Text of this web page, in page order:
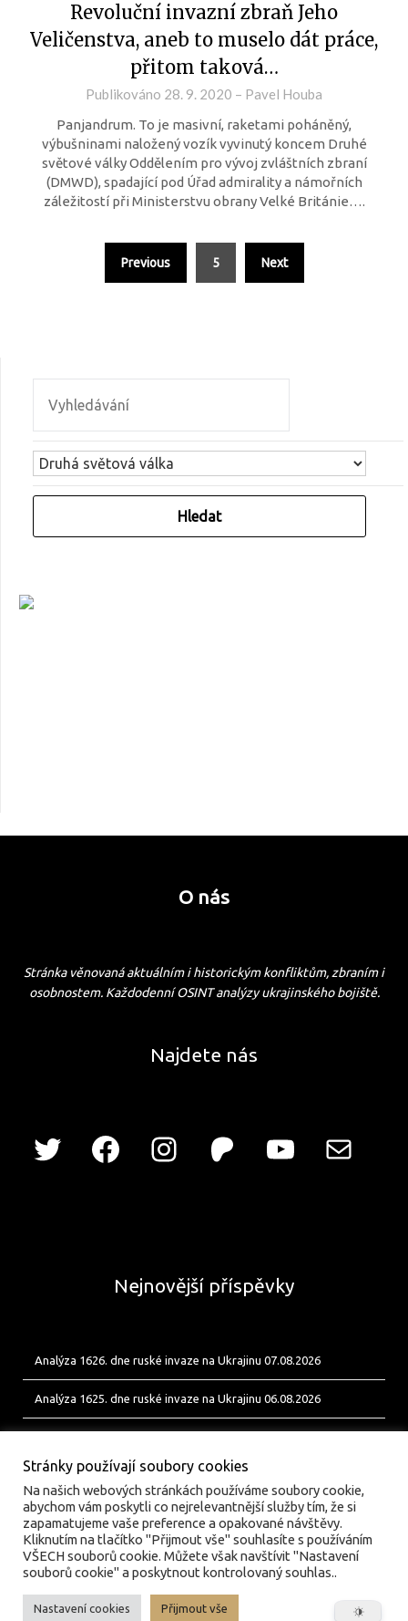
Revoluční invazní zbraň Jeho
Veličenstva, aneb to muselo dát práce,
přitom taková…
Publikováno 28. 9. 2020 – Pavel Houba
Panjandrum. To je masivní, raketami poháněný,
výbušninami naložený vozík vyvinutý koncem Druhé
světové války Oddělením pro vývoj zvláštních zbraní
(DMWD), spadající pod Úřad admirality a námořních
záležitostí při Ministerstvu obrany Velké Británie….
Previous 5 Next
O nás
Stránka věnovaná aktuálním i historickým konfliktům, zbraním i
osobnostem. Každodenní OSINT analýzy ukrajinského bojiště.
Najdete nás
Nejnovější příspěvky
Analýza 1626. dne ruské invaze na Ukrajinu 07.08.2026
Analýza 1625. dne ruské invaze na Ukrajinu 06.08.2026
© valka.online | Vydavatel: Jan Tofl, Plzeň | ISSN 3029-
Stránky používají soubory cookies
Na našich webových stránkách používáme soubory cookie,
abychom vám poskytli co nejrelevantnější služby tím, že si
zapamatujeme vaše preference a opakované návštěvy.
Kliknutím na tlačítko "Přijmout vše" souhlasíte s používáním
VŠECH souborů cookie. Můžete však navštívit "Nastavení
souborů cookie" a poskytnout kontrolovaný souhlas..
Nastavení cookies Přijmout vše